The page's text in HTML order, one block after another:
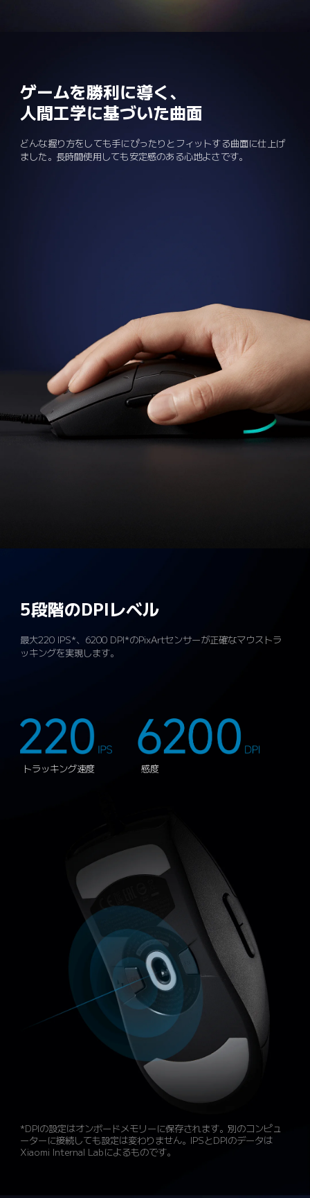
ゲームを勝利に導く、
人間工学に基づいた曲面
どんな握り方をしても手にぴったりとフィットする曲面に仕上げ
ました。長時間使用しても安定感のある心地よさです。
5段階のDPIレベル
最大220 IPS*、6200 DPI*のPixArtセンサーが正確なマウストラ
ッキングを実現します。
トラッキング速度 感度
*DPIの設定はオンボードメモリーに保存されます。別のコンピュ
ーターに接続しても設定は変わりません。IPSとDPIのデータは
Xiaomi Internal Labによるものです。